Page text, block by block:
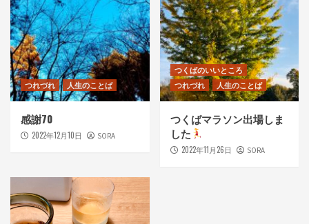
つれづれ 人生のことば
感謝70
2022年12月10日 SORA
つくばのいいところ
つれづれ
人生のことば
つくばマラソン出場しま
した
2022年11月26日 SORA